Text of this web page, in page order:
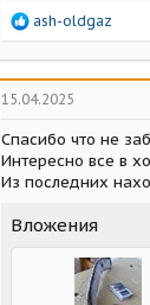
Р
а
к
ц
и
ash-oldgaz
15.04.2025
Спасибо что не
Интересно все в
Из последних
Вложения